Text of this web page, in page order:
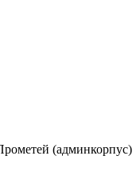
(админкорпус)